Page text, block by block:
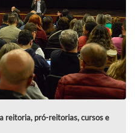
reitoria, pró-reitorias, cursos e